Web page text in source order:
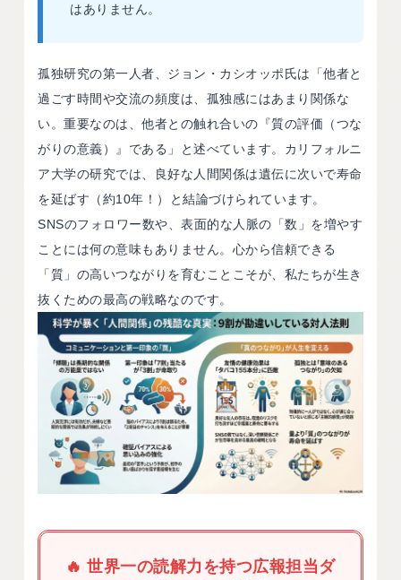
はありません。
孤独研究の第一人者、ジョン・カシオッポ氏は「他者と
過ごす時間や交流の頻度は、孤独感にはあまり関係な
い。重要なのは、他者との触れ合いの『質の評価（つな
がりの意義）』である」と述べています。カリフォルニ
ア大学の研究では、良好な人間関係は遺伝に次いで寿命
を延ばす（約10年！）と結論づけられています。
SNSのフォロワー数や、表面的な人脈の「数」を増やす
ことには何の意味もありません。心から信頼できる
「質」の高いつながりを育むことこそが、私たちが生き
抜くための最高の戦略なのです。
🔥 世界一の読解力を持つ広報担当ダ